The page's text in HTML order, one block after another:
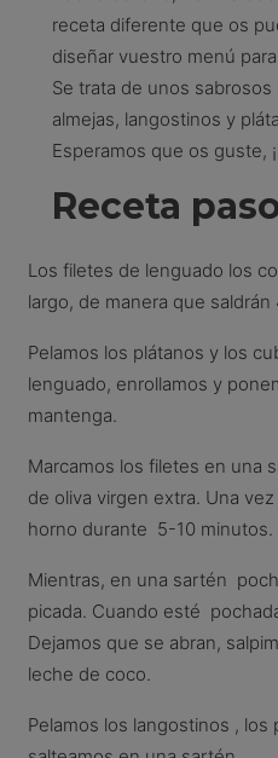
receta diferente que os
diseñar vuestro menú para
Se trata de unos
almejas, langostinos y
Esperamos que os guste,
Receta
Los filetes de lenguado los
largo, de manera que saldrán
Pelamos los plátanos y los
lenguado, enrollamos y
mantenga.
Marcamos los filetes en una
de oliva virgen extra. Una
horno durante 5-10 minutos.
Mientras, en una sartén
picada. Cuando esté
Dejamos que se abran,
leche de coco.
Pelamos los langostinos , los